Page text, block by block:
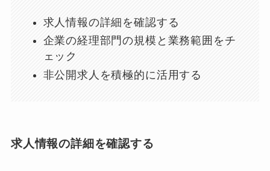
求人情報の詳細を確認する
企業の経理部門の規模と業務範囲をチ
ェック
非公開求人を積極的に活用する
求人情報の詳細を確認する